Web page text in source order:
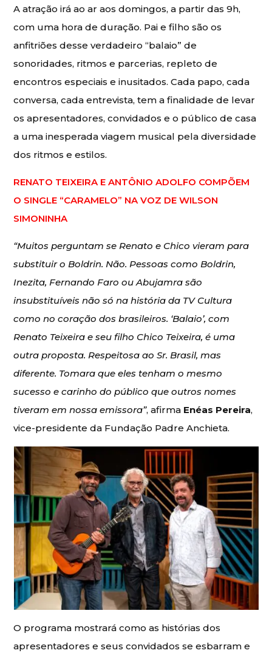
A atração irá ao ar aos domingos, a partir das 9h,
com uma hora de duração. Pai e filho são os
anfitriões desse verdadeiro “balaio” de
sonoridades, ritmos e parcerias, repleto de
encontros especiais e inusitados. Cada papo, cada
conversa, cada entrevista, tem a finalidade de levar
os apresentadores, convidados e o público de casa
a uma inesperada viagem musical pela diversidade
dos ritmos e estilos.
RENATO TEIXEIRA E ANTÔNIO ADOLFO COMPÕEM
O SINGLE “CARAMELO” NA VOZ DE WILSON
SIMONINHA
“Muitos perguntam se Renato e Chico vieram para
substituir o Boldrin. Não. Pessoas como Boldrin,
Inezita, Fernando Faro ou Abujamra são
insubstituíveis não só na história da TV Cultura
como no coração dos brasileiros. ‘Balaio’, com
Renato Teixeira e seu filho Chico Teixeira, é uma
outra proposta. Respeitosa ao Sr. Brasil, mas
diferente. Tomara que eles tenham o mesmo
sucesso e carinho do público que outros nomes
tiveram em nossa emissora”, afirma Enéas Pereira,
vice-presidente da Fundação Padre Anchieta.
O programa mostrará como as histórias dos
apresentadores e seus convidados se esbarram e